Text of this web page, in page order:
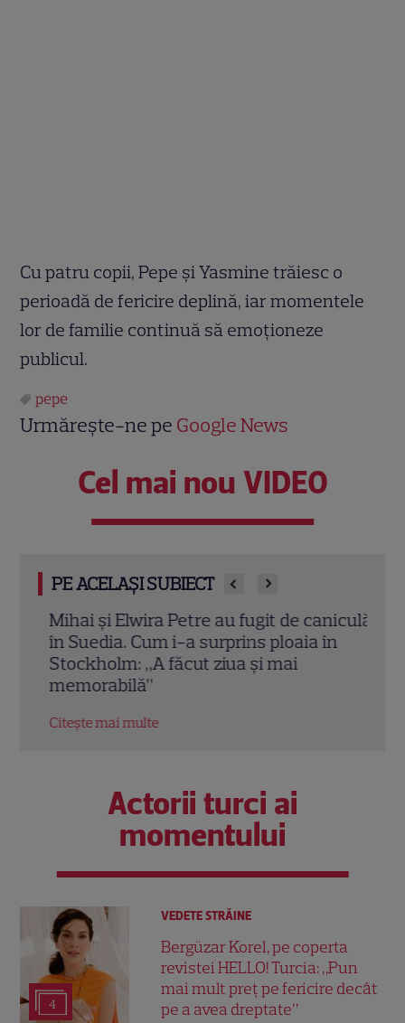
Cu patru copii, Pepe și Yasmine trăiesc o
perioadă de fericire deplină, iar momentele
lor de familie continuă să emoționeze
publicul.
pepe
Urmărește-ne pe Google News
Cel mai nou VIDEO
PE ACELAȘI SUBIECT
Mihai și Elwira Petre au fugit de caniculă
în Suedia. Cum i-a surprins ploaia în
Stockholm: „A făcut ziua și mai
memorabilă”
Citește mai multe
Actorii turci ai
momentului
4
VEDETE STRĂINE
Bergüzar Korel, pe coperta
revistei HELLO! Turcia: „Pun
mai mult preț pe fericire decât
pe a avea dreptate”